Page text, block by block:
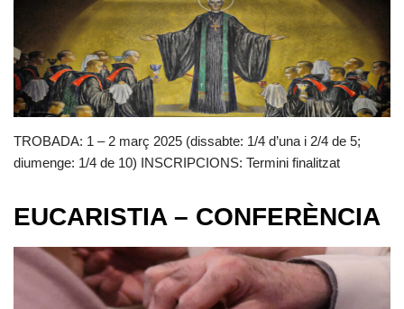
TROBADA: 1 – 2 març 2025 (dissabte: 1/4 d’una i 2/4 de 5;
diumenge: 1/4 de 10) INSCRIPCIONS: Termini finalitzat
EUCARISTIA – CONFERÈNCIA